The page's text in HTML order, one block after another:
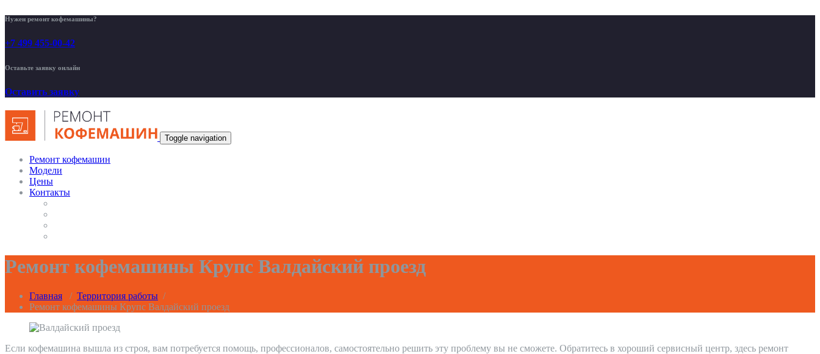
Нужен ремонт кофемашины?
+7 499 455-00-42
Оставьте заявку онлайн
Оставить заявку
Toggle navigation
Ремонт кофемашин
Модели
Цены
Контакты
Ремонт кофемашины Крупс Валдайский проезд
Главная / Территория работы /
Ремонт кофемашины Крупс Валдайский проезд
Если кофемашина вышла из строя, вам потребуется помощь, профессионалов, самостоятельно решить эту проблему вы не сможете. Обратитесь в хороший сервисный центр, здесь ремонт